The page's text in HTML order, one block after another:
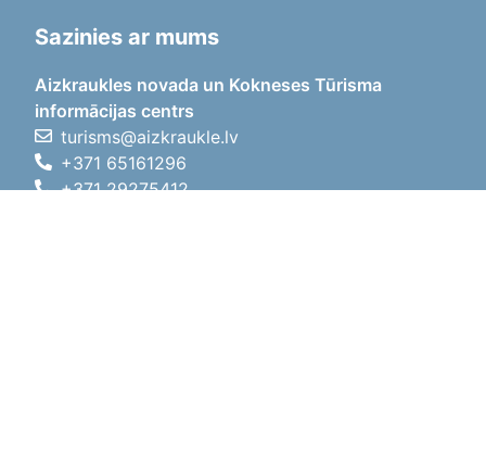
Sazinies ar mums
Aizkraukles novada un Kokneses Tūrisma
informācijas centrs
turisms@aizkraukle.lv
+371 65161296
+371 29275412